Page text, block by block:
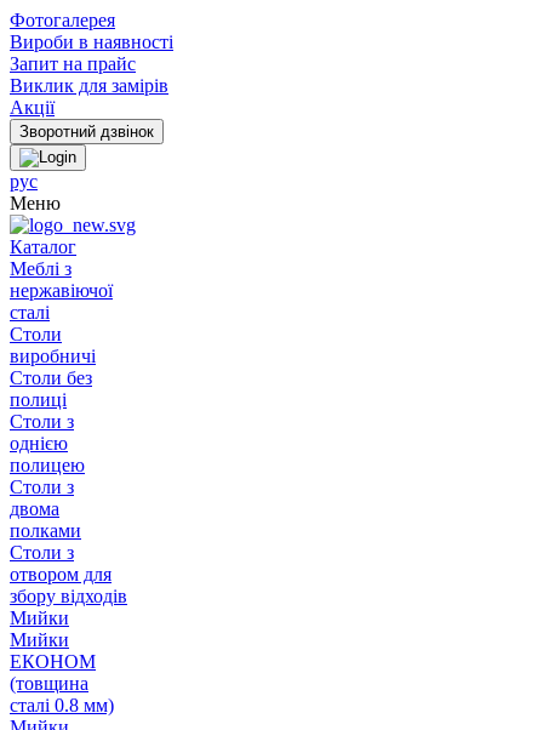
Фотогалерея
Вироби в наявності
Запит на прайс
Виклик для замірів
Акції
рус
Меню
Каталог
Меблі з
нержавіючої
сталі
Столи
виробничі
Столи без
полиці
Столи з
однією
полицею
Столи з
двома
полками
Столи з
отвором для
збору відходів
Мийки
Мийки
ЕКОНОМ
(товщина
сталі 0.8 мм)